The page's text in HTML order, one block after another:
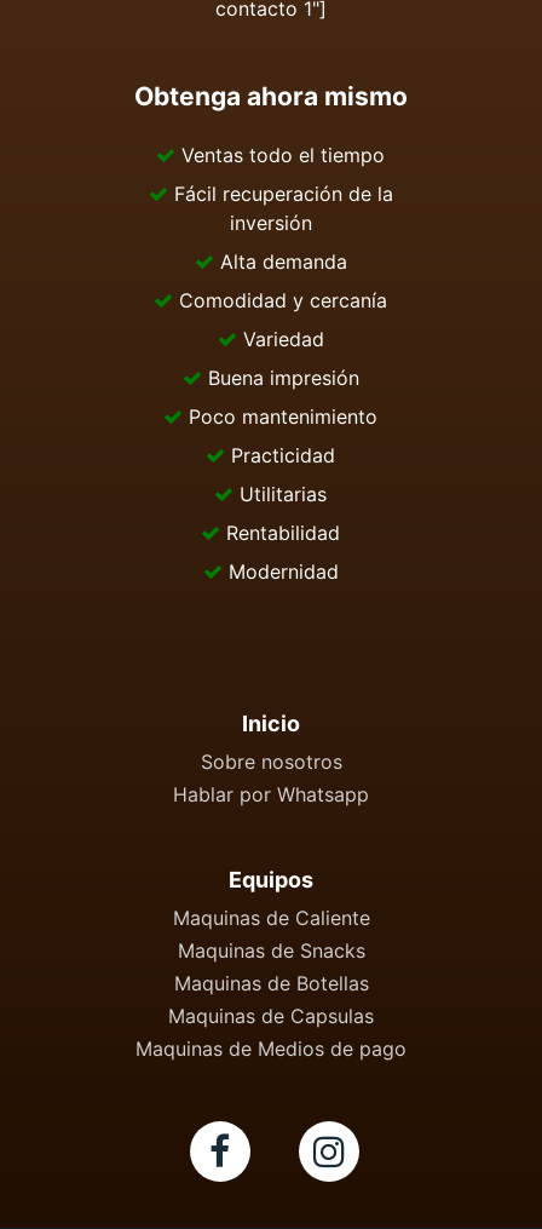
contacto 1"]
Obtenga ahora mismo
Ventas todo el tiempo
Fácil recuperación de la
inversión
Alta demanda
Comodidad y cercanía
Variedad
Buena impresión
Poco mantenimiento
Practicidad
Utilitarias
Rentabilidad
Modernidad
Inicio
Sobre nosotros
Hablar por Whatsapp
Equipos
Maquinas de Caliente
Maquinas de Snacks
Maquinas de Botellas
Maquinas de Capsulas
Maquinas de Medios de pago